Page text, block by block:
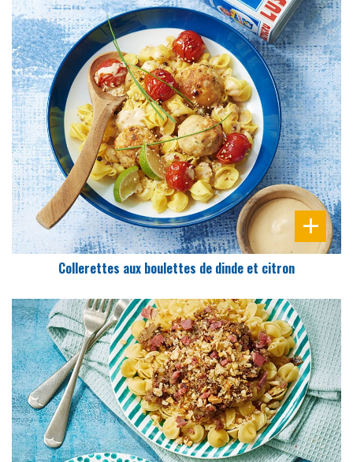
DIFFICULTÉ
PRÉPARATION
15 Min
Collerettes aux boulettes de dinde et citron
DIFFICULTÉ